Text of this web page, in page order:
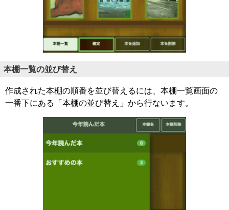
本棚一覧の並び替え
作成された本棚の順番を並び替えるには、本棚一覧画面の
一番下にある「本棚の並び替え」から行ないます。